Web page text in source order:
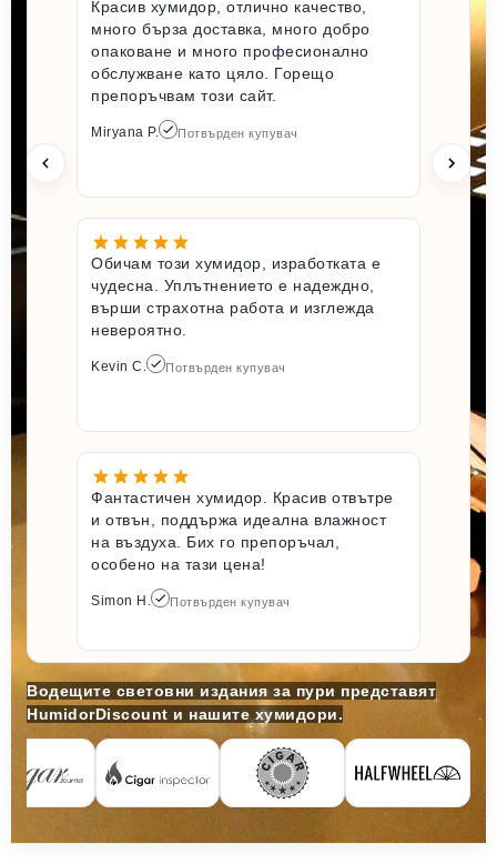
Красив хумидор, отлично качество,
много бърза доставка, много добро
опаковане и много професионално
обслужване като цяло. Горещо
препоръчвам този сайт.
Miryana P. Потвърден купувач
Обичам този хумидор, изработката е
чудесна. Уплътнението е надеждно,
върши страхотна работа и изглежда
невероятно.
Kevin C. Потвърден купувач
Фантастичен хумидор. Красив отвътре
и отвън, поддържа идеална влажност
на въздуха. Бих го препоръчал,
особено на тази цена!
Simon H. Потвърден купувач
Водещите световни издания за пури представят
HumidorDiscount и нашите хумидори.